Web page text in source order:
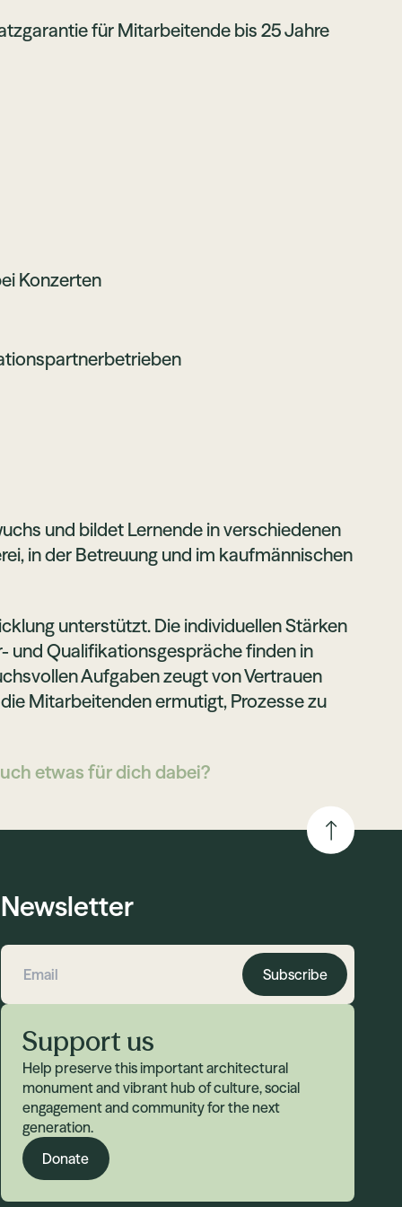
für Mitarbeitende bis 25 Jahre
Konzerten
und bildet Lernende in verschiedenen
in der Betreuung und im kaufmännischen
unterstützt. Die individuellen Stärken
und Qualifikationsgespräche finden in
Aufgaben zeugt von Vertrauen
Mitarbeitenden ermutigt, Prozesse zu
etwas für dich dabei?
Newsletter
Email address Subscribe
Support us
Help preserve this important architectural
monument and vibrant hub of culture, social
engagement and community for the next
generation.
Donate